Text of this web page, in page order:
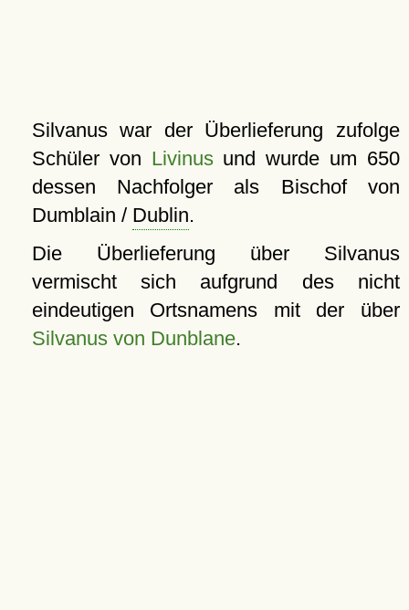
Silvanus war der Überlieferung zufolge
Schüler von Livinusund wurde um 650
dessen Nachfolger als Bischof von
Dumblain / Dublin.
Die Überlieferung über Silvanus
vermischt sich aufgrund des nicht
eindeutigen Ortsnamens mit der über
Silvanus von Dunblane.